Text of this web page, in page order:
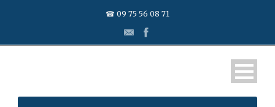
☎ 09 75 56 08 71